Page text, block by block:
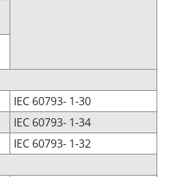
IEC 60793- 1-30
IEC 60793- 1-34
IEC 60793- 1-32